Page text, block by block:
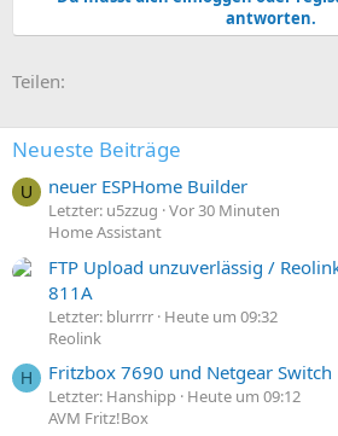
n
:
antworten.
Teilen:
Neueste Beiträge
U neuer ESPHome Builder
Letzter: u5zzug Vor 30 Minuten
Home Assistant
FTP Upload unzuverlässig /
811A
Letzter: blurrrr Heute um 09:32
Reolink
H Fritzbox 7690 und Netgear Switch
Letzter: Hanshipp Heute um 09:12
AVM Fritz!Box